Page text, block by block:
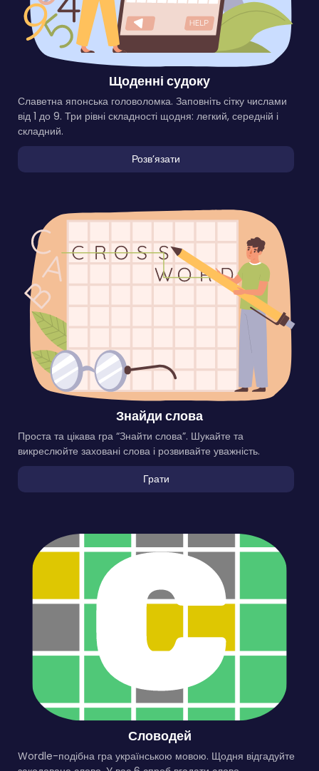
Щоденні судоку
Славетна японська головоломка. Заповніть сітку числами
від 1 до 9. Три рівні складності щодня: легкий, середній і
складний.
Розвʼязати
Знайди слова
Проста та цікава гра “Знайти слова”. Шукайте та
викреслюйте заховані слова і розвивайте уважність.
Грати
Словодей
Wordle-подібна гра українською мовою. Щодня відгадуйте